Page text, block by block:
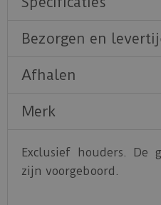
Bezorgen en
Afhalen
Merk
Exclusief houders. De
zijn voorgeboord.